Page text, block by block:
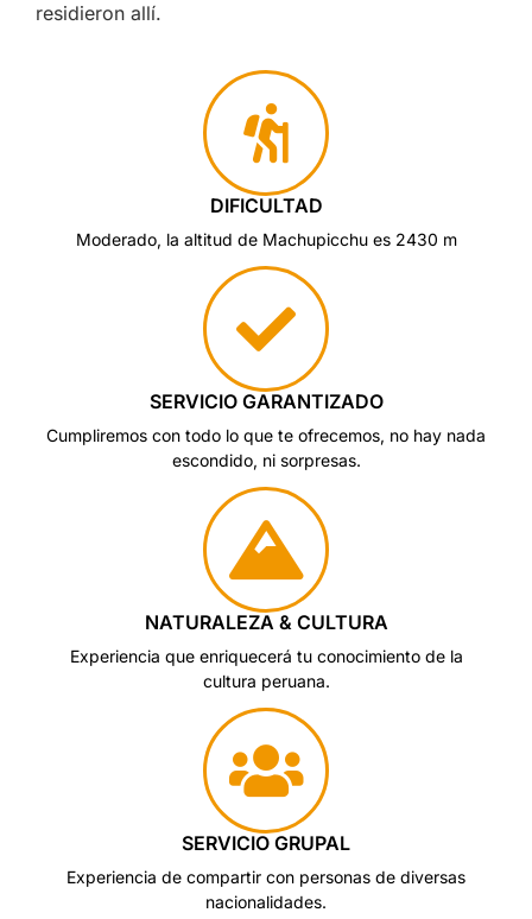
residieron allí.
DIFICULTAD
Moderado, la altitud de Machupicchu es 2430 m
SERVICIO GARANTIZADO
Cumpliremos con todo lo que te ofrecemos, no hay nada
escondido, ni sorpresas.
NATURALEZA & CULTURA
Experiencia que enriquecerá tu conocimiento de la
cultura peruana.
SERVICIO GRUPAL
Experiencia de compartir con personas de diversas
nacionalidades.